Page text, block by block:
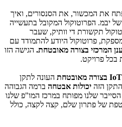
את המכשור, את הסנסורים, ואיך
יבמ. הפרוטוקול המקובל בתעשייה
תקשורת די וותיק, שעבר
פרוטוקול היודע להתמודד עם
המרכזי בצורה מאובטחת. הגישה הזו
בכל פרויקט.
IoT בצורה מאובטחת העונה לתקן
הזה יכולות אבטחה ברמה הגבוהה
הסייבר שלנו מפותח במרכז המו"פ שלנו
של פתרון שלם, קצה לקצה, כולל